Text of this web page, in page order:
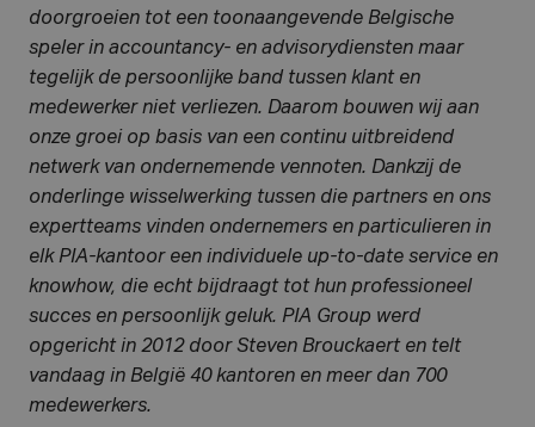
doorgroeien tot een toonaangevende Belgische
speler in accountancy- en advisorydiensten maar
tegelijk de persoonlijke band tussen klant en
medewerker niet verliezen. Daarom bouwen wij aan
onze groei op basis van een continu uitbreidend
netwerk van ondernemende vennoten. Dankzij de
onderlinge wisselwerking tussen die partners en ons
expertteams vinden ondernemers en particulieren in
elk PIA-kantoor een individuele up-to-date service en
knowhow, die echt bijdraagt tot hun professioneel
succes en persoonlijk geluk. PIA Group werd
opgericht in 2012 door Steven Brouckaert en telt
vandaag in België 40 kantoren en meer dan 700
medewerkers.